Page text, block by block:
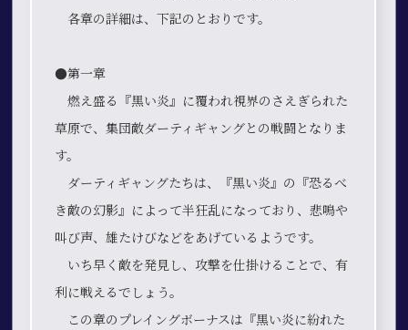
各章の詳細は、下記のとおりです。
●第一章
燃え盛る『黒い炎』に覆われ視界のさえぎられた
草原で、集団敵ダーティギャングとの戦闘となりま
す。
ダーティギャングたちは、『黒い炎』の『恐るべ
き敵の幻影』によって半狂乱になっており、悲鳴や
叫び声、雄たけびなどをあげているようです。
いち早く敵を発見し、攻撃を仕掛けることで、有
利に戦えるでしょう。
この章のプレイングボーナスは『黒い炎に紛れた